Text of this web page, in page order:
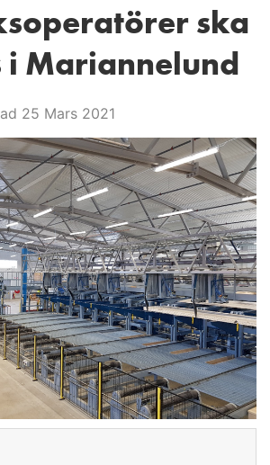
ska
i Mariannelund
25 Mars 2021